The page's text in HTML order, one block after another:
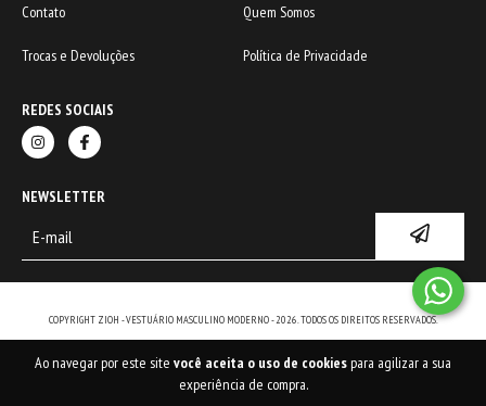
Ao navegar por este site você aceita o uso de cookiespara agilizar a sua
experiência de compra.
Contato Quem Somos
Trocas e Devoluções Política de Privacidade
REDES SOCIAIS
NEWSLETTER
COPYRIGHT ZIOH - VESTUÁRIO MASCULINO MODERNO - 2026. TODOS OS DIREITOS RESERVADOS.